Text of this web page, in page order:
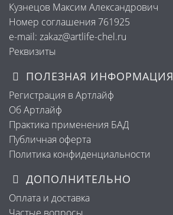
Кузнецов Максим Александрович
Номер соглашения 761925
e-mail: zakaz@artlife-chel.ru
Реквизиты
ПОЛЕЗНАЯ ИНФОРМАЦИЯ
Регистрация в Артлайф
Об Артлайф
Практика применения БАД
Публичная оферта
Политика конфиденциальности
ДОПОЛНИТЕЛЬНО
Оплата и доставка